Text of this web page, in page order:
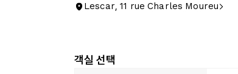
Lescar, 11 rue Charles Moureu
객실 선택